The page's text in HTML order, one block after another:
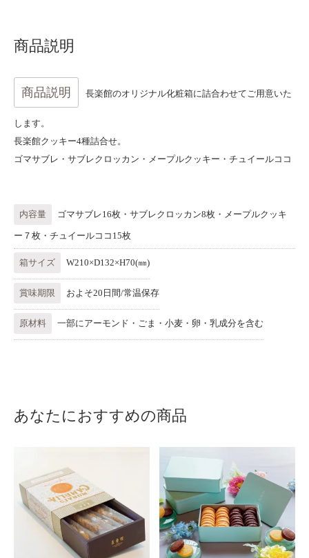
商品説明
商品説明 長楽館のオリジナル化粧箱に詰合わせてご用意いた
します。
長楽館クッキー4種詰合せ。
ゴマサブレ・サブレクロッカン・メープルクッキー・チュイールココ
内容量 ゴマサブレ16枚・サブレクロッカン8枚・メープルクッキ
ー７枚・チュイールココ15枚
箱サイズ W210×D132×H70(㎜)
賞味期限 およそ20日間/常温保存
原材料 一部にアーモンド・ごま・小麦・卵・乳成分を含む
あなたにおすすめの商品